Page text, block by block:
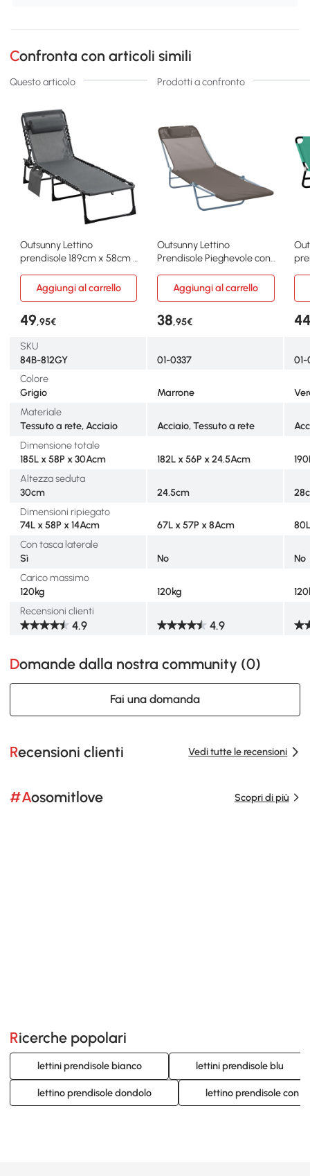
Confronta con articoli simili
Questo articolo Prodotti a confronto
Outsunny Lettino
prendisole 189cm x 58cm x
Outsunny Lettino
Prendisole Pieghevole con
Aggiungi al carrello
Aggiungi al carrello
49,95€ 38,95€
SKU
84B-812GY
01-0337
Colore
Grigio
Marrone
Materiale
Tessuto a rete, Acciaio
Acciaio, Tessuto a rete
Dimensione totale
185L x 58P x 30Acm
182L x 56P x 24.5Acm
Altezza seduta
30cm
24.5cm
Dimensioni ripiegato
74L x 58P x 14Acm
67L x 57P x 8Acm
Con tasca laterale
Sì
No
No
Carico massimo
120kg
120kg
Recensioni clienti
4.9 4.9
Domande dalla nostra community (0)
Fai una domanda
Recensioni clienti Vedi tutte le recensioni
#Aosomitlove Scopri di più
Ricerche popolari
lettini prendisole bianco lettini prendisole blu
lettino prendisole dondolo lettino prendisole con